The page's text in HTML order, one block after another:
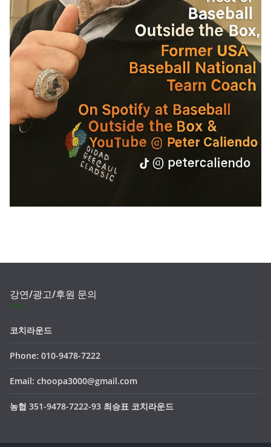
강연/광고/후원 문의
코치라운드
Phone: 010-9478-7222
Email: choopa3000@gmail.com
농협 351-9478-7222-93 최승표 코치라운드